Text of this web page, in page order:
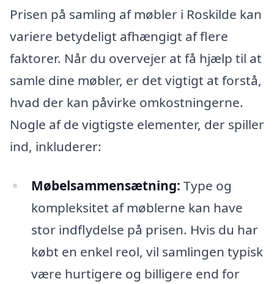
Prisen på samling af møbler i Roskilde kan
variere betydeligt afhængigt af flere
faktorer. Når du overvejer at få hjælp til at
samle dine møbler, er det vigtigt at forstå,
hvad der kan påvirke omkostningerne.
Nogle af de vigtigste elementer, der spiller
ind, inkluderer:
Møbelsammensætning: Type og
kompleksitet af møblerne kan have
stor indflydelse på prisen. Hvis du har
købt en enkel reol, vil samlingen typisk
være hurtigere og billigere end for